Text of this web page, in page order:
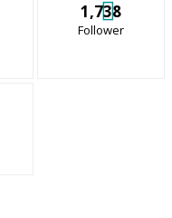
1,738
Follower